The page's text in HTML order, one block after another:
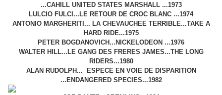
...CAHILL UNITED STATES MARSHALL ...1973
LULCIO FULCI...LE RETOUR DE CROC BLANC ...1974
ANTONIO MARGHERITI... LA CHEVAUCHEE TERRIBLE...TAKE A
HARD RIDE...1975
PETER BOGDANOVICH...NICKELODEON ...1976
WALTER HILL...LE GANG DES FRERES JAMES...THE LONG
RIDERS...1980
ALAN RUDOLPH... ESPECE EN VOIE DE DISPARITION
...ENDANGERED SPECIES...1982